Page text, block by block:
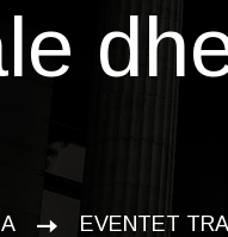
EVENTET